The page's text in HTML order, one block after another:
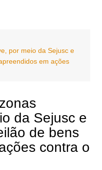
por meio da Sejusc e
em ações
da Sejusc e
de bens
contra o